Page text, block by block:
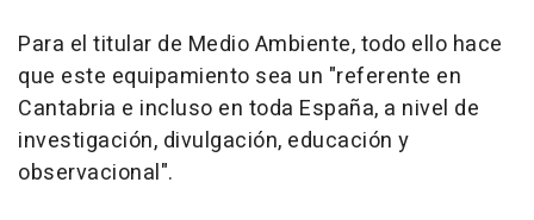
Para el titular de Medio Ambiente, todo ello hace
que este equipamiento sea un "referente en
Cantabria e incluso en toda España, a nivel de
investigación, divulgación, educación y
observacional".